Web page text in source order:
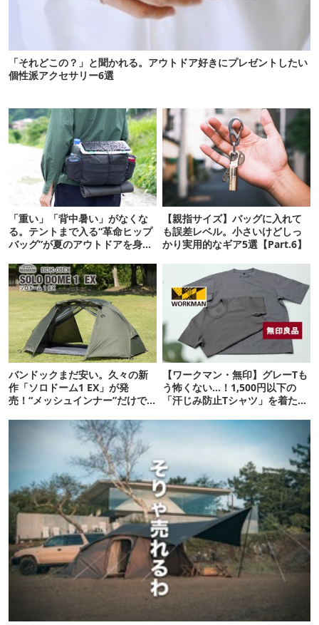
「それどこの？」と聞かれる。アウトドア好きにプレゼントしたい
個性派アクセサリー6選
「重い」「背中暑い」がなくな
る。テントまで入る“革命ヒップ
バッグ”が夏のアウトドアを身軽
【親指サイズ】バッグに入れて
も誤差レベル。小さいけどしっ
かり実用的なギア5選【Part.6】
バンドックまだ安い。久々の新
作「ソロドーム1 EX」が発
売！“メッシュインナー”だけで
【ワークマン・無印】グレーTも
う怖くない…！1,500円以下の
「汗じみ防止Tシャツ」を着たら